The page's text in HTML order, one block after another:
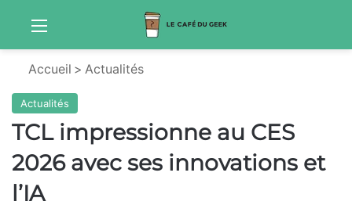
Menu
Accueil > Actualités
Actualités
TCL impressionne au CES
2026 avec ses innovations et
l’IA